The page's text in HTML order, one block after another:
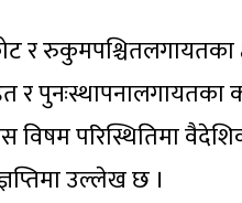
र रुकुमपश्चितलगायतका
र पुनःस्थापनालगायतका
विषम परिस्थितिमा
उल्लेख छ ।